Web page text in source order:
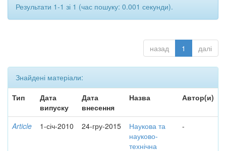
Результати 1-1 зі 1 (час пошуку: 0.001 секунди).
назад 1 далі
Знайдені матеріали:
Тип
Дата
випуску
Дата
внесення
Назва Автор(и)
Article 1-січ-2010 24-гру-2015
Наукова та
науково-
технічна
-